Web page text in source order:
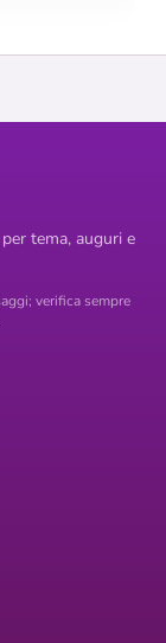
tema, auguri e
verifica sempre